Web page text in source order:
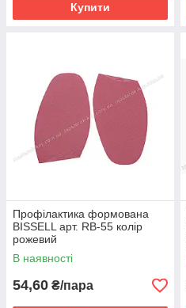
Купити
Профілактика формована
BISSELL арт. RB-55 колір
рожевий
В наявності
54,60 ₴/пара